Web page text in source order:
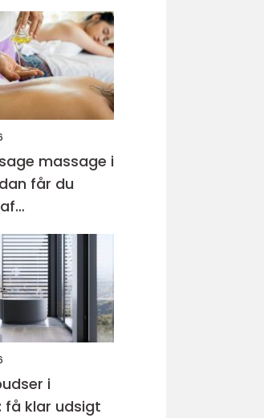
massage i
i
få klar udsigt